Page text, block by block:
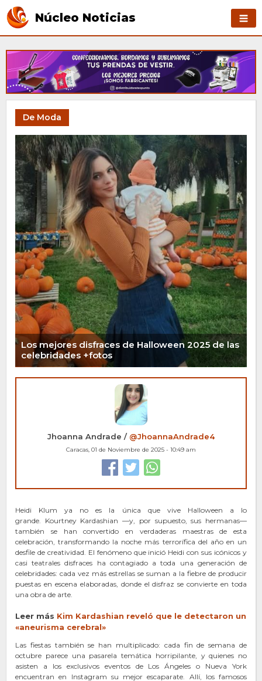
Núcleo Noticias
De Moda
Los mejores disfraces de Halloween 2025 de las
celebridades +fotos
Jhoanna Andrade / @JhoannaAndrade4
Caracas, 01 de Noviembre de 2025 - 10:49 am
Heidi Klum ya no es la única que vive Halloween a lo
grande. Kourtney Kardashian —y, por supuesto, sus hermanas—
también se han convertido en verdaderas maestras de esta
celebración, transformando la noche más terrorífica del año en un
desfile de creatividad. El fenómeno que inició Heidi con sus icónicos y
casi teatrales disfraces ha contagiado a toda una generación de
celebridades: cada vez más estrellas se suman a la fiebre de producir
puestas en escena elaboradas, donde el disfraz se convierte en toda
una obra de arte.
Leer más Kim Kardashian reveló que le detectaron un
«aneurisma cerebral»
Las fiestas también se han multiplicado: cada fin de semana de
octubre parece una pasarela temática horripilante, y quienes no
asisten a los exclusivos eventos de Los Ángeles o Nueva York
encuentran en Instagram su mejor escaparate. Allí, los famosos